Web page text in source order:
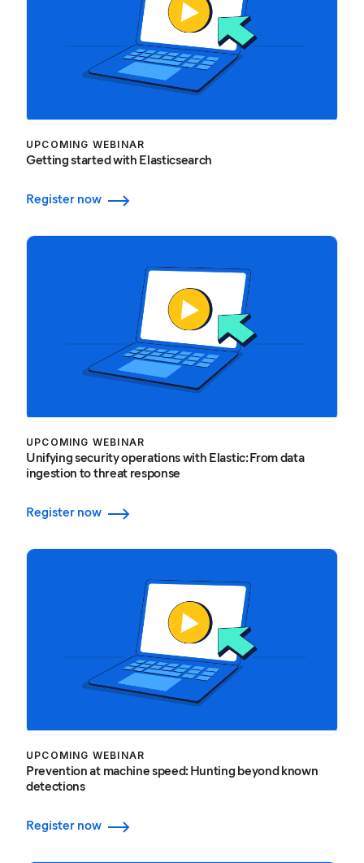
UPCOMING WEBINAR
Getting started with Elasticsearch
Register now
UPCOMING WEBINAR
Unifying security operations with Elastic: From data
ingestion to threat response
Register now
UPCOMING WEBINAR
Prevention at machine speed: Hunting beyond known
detections
Register now